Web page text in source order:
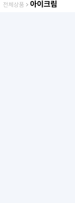
전체상품 > 아이크림